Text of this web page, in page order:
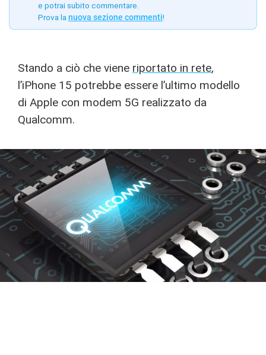
e potrai subito commentare.
Prova la nuova sezione commenti!
Stando a ciò che viene riportato in rete,
l’iPhone 15 potrebbe essere l’ultimo modello
di Apple con modem 5G realizzato da
Qualcomm.